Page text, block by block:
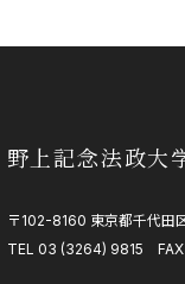
野上記念法政大
〒102-8160 東京都千代田
TEL 03 (3264) 9815